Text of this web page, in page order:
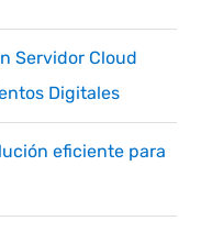
Servidor Cloud
Digitales
eficiente para